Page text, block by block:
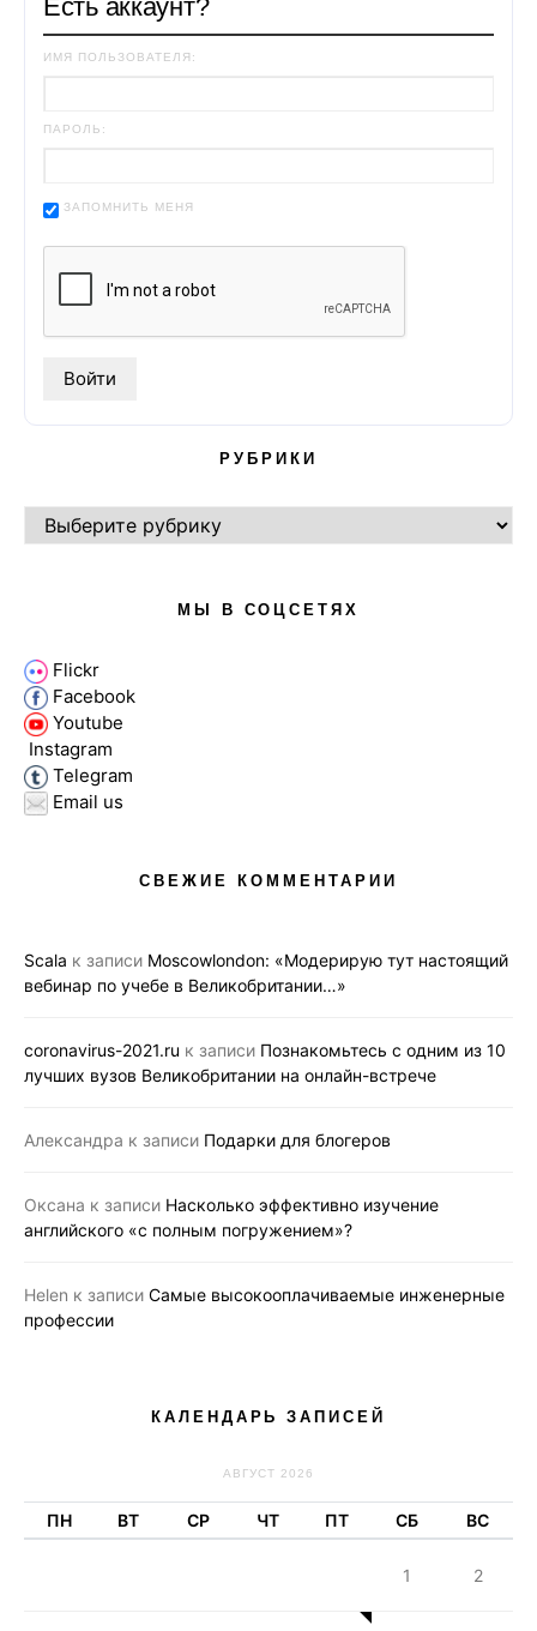
Есть аккаунт?
ИМЯ ПОЛЬЗОВАТЕЛЯ:
ПАРОЛЬ:
ЗАПОМНИТЬ МЕНЯ
РУБРИКИ
МЫ В СОЦСЕТЯХ
Flickr
Facebook
Youtube
Instagram
Telegram
Email us
СВЕЖИЕ КОММЕНТАРИИ
Scala к записи Moscowlondon: «Модерирую тут настоящий
вебинар по учебе в Великобритании…»
coronavirus-2021.ru к записи Познакомьтесь с одним из 10
лучших вузов Великобритании на онлайн-встрече
Александра к записи Подарки для блогеров
Оксана к записи Насколько эффективно изучение
английского «с полным погружением»?
Helen к записи Самые высокооплачиваемые инженерные
профессии
КАЛЕНДАРЬ ЗАПИСЕЙ
АВГУСТ 2026
ПН ВТ СР ЧТ ПТ СБ ВС
1 2